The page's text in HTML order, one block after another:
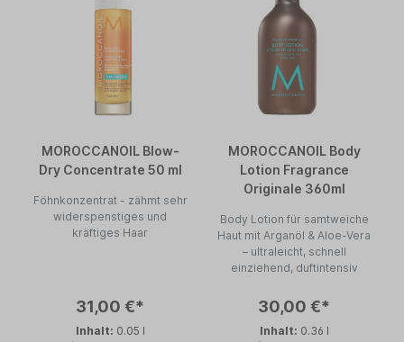
MOROCCANOIL Blow-
Dry Concentrate 50 ml
Föhnkonzentrat - zähmt sehr
widerspenstiges und
kräftiges Haar
31,00 €*
Inhalt: 0.05 l
MOROCCANOIL Body
Lotion Fragrance
Originale 360ml
Body Lotion für samtweiche
Haut mit Arganöl & Aloe-Vera
– ultraleicht, schnell
einziehend, duftintensiv
30,00 €*
Inhalt: 0.36 l